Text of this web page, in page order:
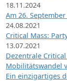
18.11.2024
Am 26.
24.08.2021
Critical Mass:
13.07.2021
Dezentrale
Mobilitätswandel
Ein einzigartiges